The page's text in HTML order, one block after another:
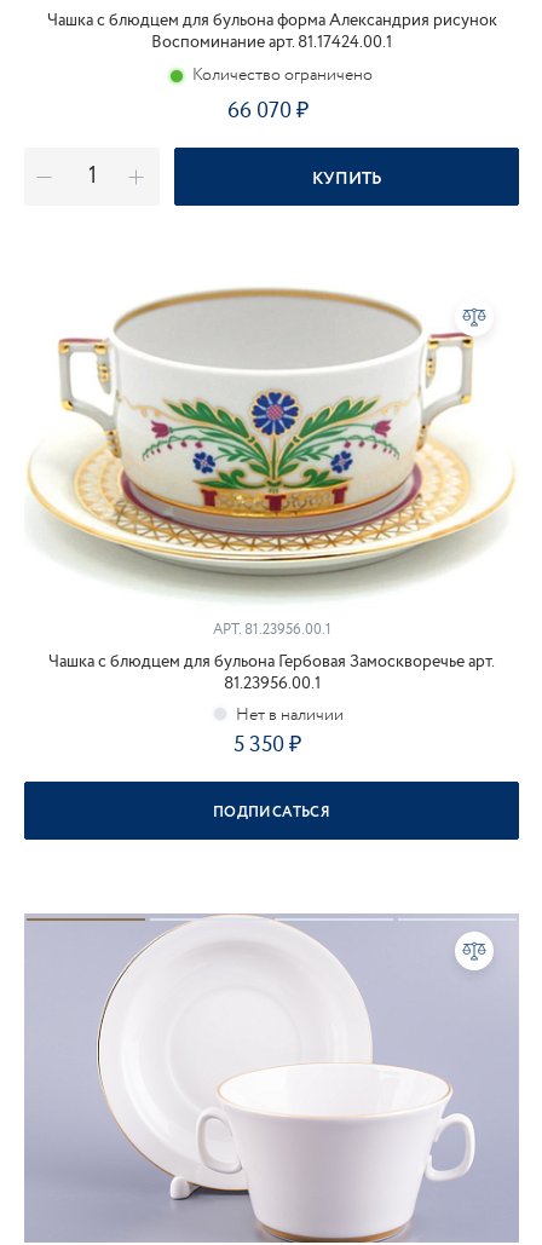
Чашка с блюдцем для бульона форма Александрия рисунок
Воспоминание арт. 81.17424.00.1
Количество ограничено
66 070
КУПИТЬ
АРТ.81.23956.00.1
Чашка с блюдцем для бульона Гербовая Замоскворечье арт.
81.23956.00.1
5 350
ПОДПИСАТЬСЯ